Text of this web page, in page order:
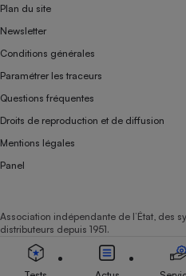
Plan du site
Newsletter
Conditions générales
Paramétrer les traceurs
Questions fréquentes
Droits de reproduction et de diffusion
Mentions légales
Panel
Association indépendante de l’État, des
distributeurs depuis 1951.